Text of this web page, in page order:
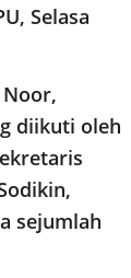
Selasa
diikuti oleh
sejumlah